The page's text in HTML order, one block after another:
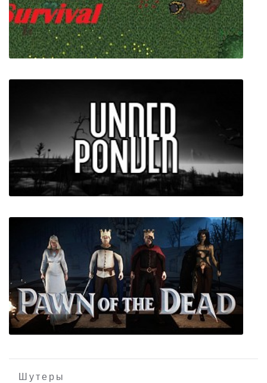
Возвращение на Таинственный остров 2
Dead World Survival
Underponder
Шутеры